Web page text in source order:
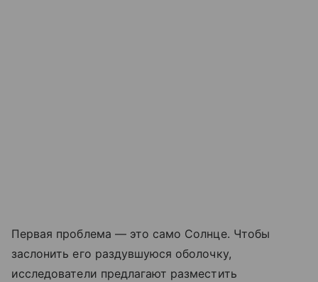
Первая проблема — это само Солнце. Чтобы
заслонить его раздувшуюся оболочку,
исследователи предлагают разместить